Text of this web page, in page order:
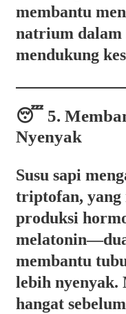
membantu
natrium dalam
mendukung
😴 5.
Nyenyak
Susu sapi
triptofan, yang
produksi
membantu
lebih nyenyak.
hangat